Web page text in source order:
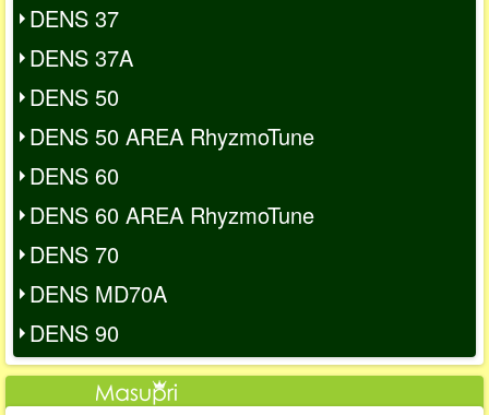
DENS 37
DENS 37A
DENS 50
DENS 50 AREA RhyzmoTune
DENS 60
DENS 60 AREA RhyzmoTune
DENS 70
DENS MD70A
DENS 90